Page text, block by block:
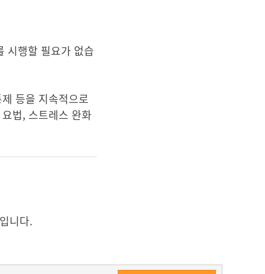
시행할 필요가 없습
등을 지속적으로
법, 스트레스 완화
니다.